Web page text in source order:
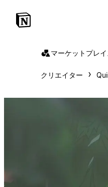
マーケットプレイ
クリエイター